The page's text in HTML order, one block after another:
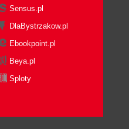
Sensus.pl
DlaBystrzakow.pl
Ebookpoint.pl
Beya.pl
Sploty